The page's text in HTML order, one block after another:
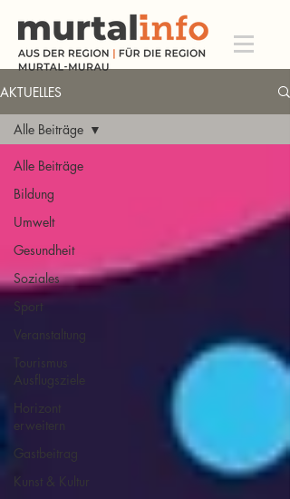
AKTUELLES
Alle Beiträge
Bildung
Umwelt
Gesundheit
Soziales
Sport
Veranstaltung
Tourismus
Ausflugsziele
Horizont
erweitern
Gastbeitrag
Kunst & Kultur
Alle Beiträge